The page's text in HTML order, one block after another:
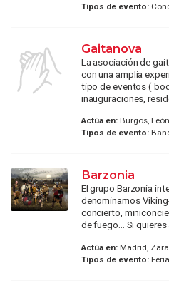
Tipos de evento:
Gaitanova
La asociación de
con una amplia
tipo de eventos (
inauguraciones,
Actúa en:Burgos,
Tipos de evento:
Barzonia
El grupo Barzonia
denominamos
concierto,
de fuego... Si quieres
Actúa en:Madrid,
Tipos de evento: